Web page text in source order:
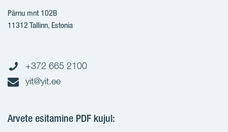
Pärnu mnt 102B
11312 Tallinn, Estonia
+372 665 2100
yit@yit.ee
Arvete esitamine PDF kujul: